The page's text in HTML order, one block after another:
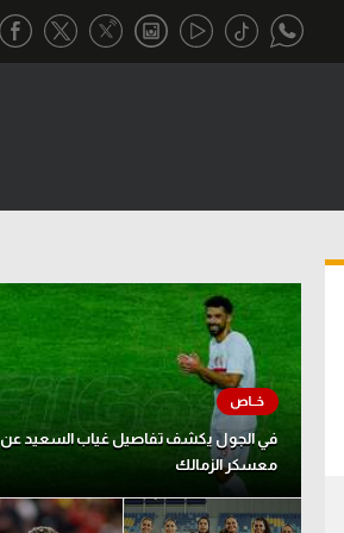
تحقيق في الجول
تقرير في الجول
تحليل في الجول
حكايات في الجول
كويز في الجول
فيديو في الجول
في الجول يكشف تفاصيل غياب السعيد عن
معسكر الزمالك